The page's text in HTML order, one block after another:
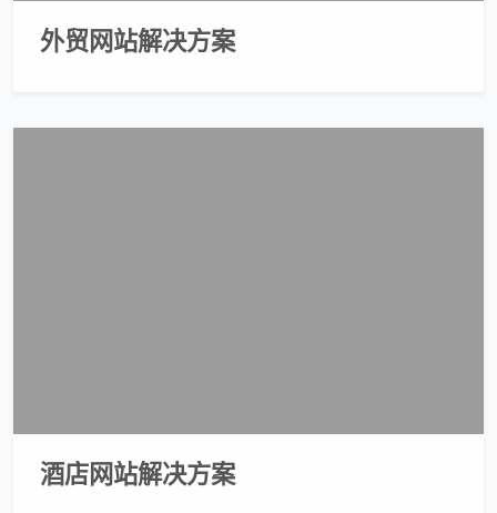
外贸网站解决方案
酒店网站解决方案